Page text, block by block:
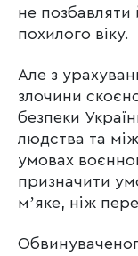
не позбавляти
похилого віку.
Але з
злочини
безпеки
людства та
умовах
призначити
мʼяке, ніж